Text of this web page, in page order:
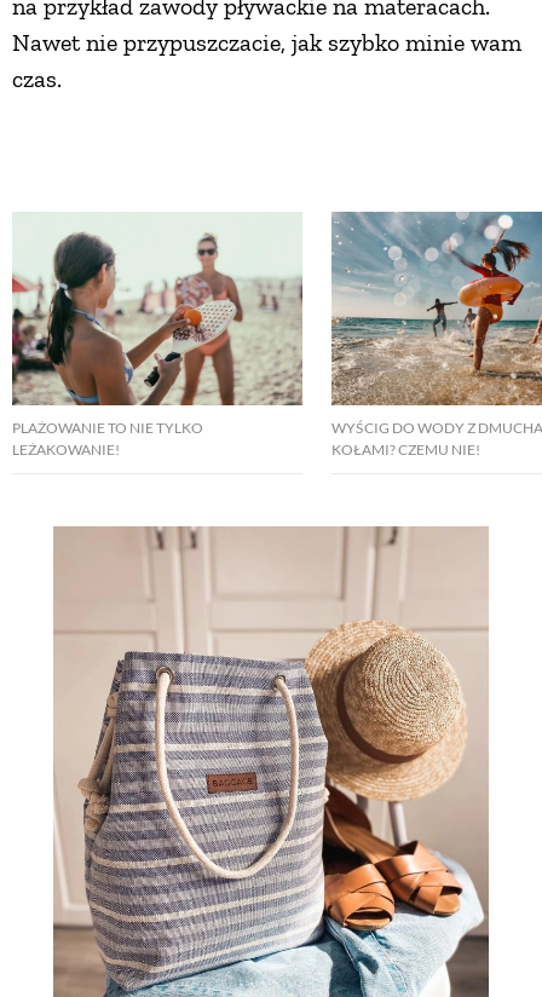
na przykład zawody pływackie na materacach.
Nawet nie przypuszczacie, jak szybko minie wam
czas.
PLAŻOWANIE TO NIE TYLKO
LEŻAKOWANIE!
WYŚCIG DO WODY Z
KOŁAMI? CZEMU NIE!